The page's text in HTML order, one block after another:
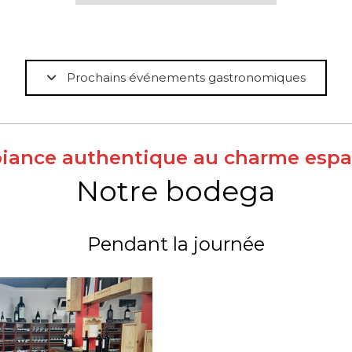
Prochains événements gastronomiques
authentique au charme
Notre bodega
Pendant la journée